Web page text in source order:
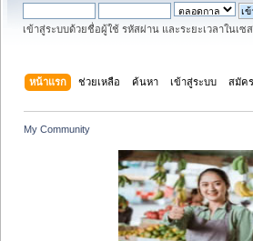
เข้าสู่ระบบด้วยชื่อผู้ใช้ รหัสผ่าน และระยะเวลาในเซ
หน้าแรก ช่วยเหลือ ค้นหา เข้าสู่ระบบ สมัค
My Community